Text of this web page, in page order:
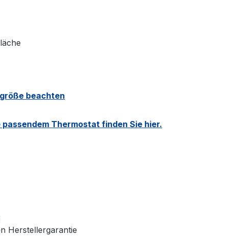
beachten
Thermostat finden Sie hier.
Herstellergarantie